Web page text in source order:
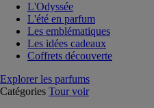
L'Odyssée
L'été en parfum
Les emblématiques
Les idées cadeaux
Coffrets découverte
Explorer les parfums
Catégories Tour voir